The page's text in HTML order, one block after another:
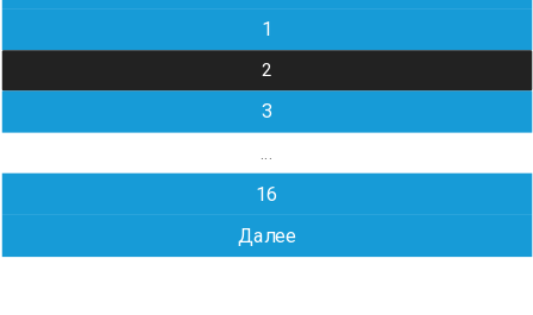
записям
1
2
3
16
Далее